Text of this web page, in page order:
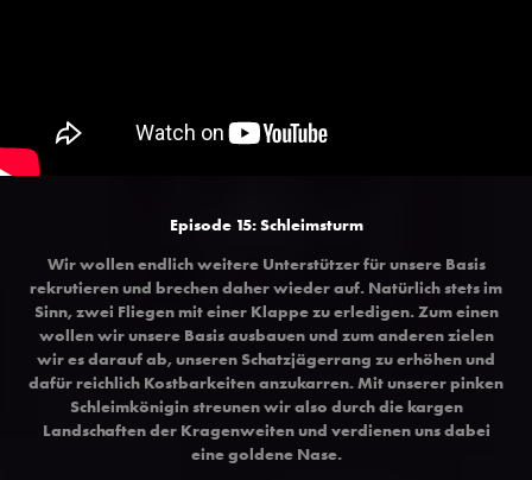
Episode 15: Schleimsturm
Wir wollen endlich weitere Unterstützer für unsere Basis
rekrutieren und brechen daher wieder auf. Natürlich stets im
Sinn, zwei Fliegen mit einer Klappe zu erledigen. Zum einen
wollen wir unsere Basis ausbauen und zum anderen zielen
wir es darauf ab, unseren Schatzjägerrang zu erhöhen und
dafür reichlich Kostbarkeiten anzukarren. Mit unserer pinken
Schleimkönigin streunen wir also durch die kargen
Landschaften der Kragenweiten und verdienen uns dabei
eine goldene Nase.